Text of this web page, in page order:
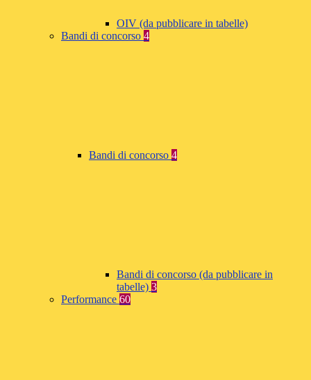
OIV (da pubblicare in tabelle)
Bandi di concorso 4
Bandi di concorso 4
Bandi di concorso (da pubblicare in
tabelle) 3
Performance 60